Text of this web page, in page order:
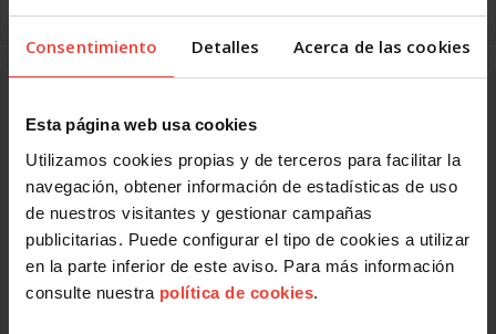
Consentimiento Detalles Acerca de las cookies
Esta página web usa cookies
Utilizamos cookies propias y de terceros para facilitar la
navegación, obtener información de estadísticas de uso
de nuestros visitantes y gestionar campañas
publicitarias. Puede configurar el tipo de cookies a utilizar
en la parte inferior de este aviso. Para más información
consulte nuestra política de cookies.
Leer más
supera los 22,4 millones
La precariedad y la temporalidad encubierta condicionan el
mercado laboral
Baja el paro en servicios, pero sube entre quienes buscan
su primer empleo
Los datos de los registros del Servicio Público de Empleo
Estatal (SEPE) correspondientes al mes de junio de 2026